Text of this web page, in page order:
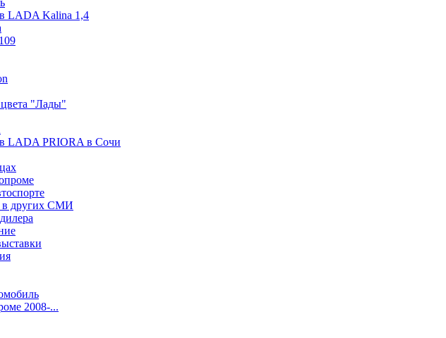
LADA Kalina 1,4
"Лады"
LADA PRIORA в Сочи
других СМИ
2008-...